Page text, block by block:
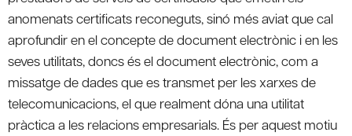
anomenats certificats reconeguts, sinó més aviat que cal
aprofundir en el concepte de document electrònic i en les
seves utilitats, doncs és el document electrònic, com a
missatge de dades que es transmet per les xarxes de
telecomunicacions, el que realment dóna una utilitat
pràctica a les relacions empresarials. És per aquest motiu